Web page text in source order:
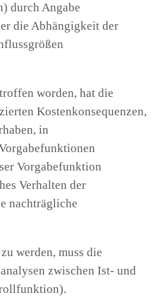
durch Angabe
die Abhängigkeit der
worden, hat die
Kostenkonsequenzen,
in
Vorgabefunktion
Verhalten der
nachträgliche
werden, muss die
zwischen Ist- und